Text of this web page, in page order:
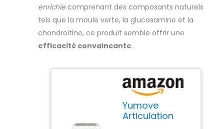
enrichiecomprenant des composants naturels
tels que la moule verte, la glucosamine et la
chondroïtine, ce produit semble offrir une
efficacité convaincante.
Yumove
Articulation